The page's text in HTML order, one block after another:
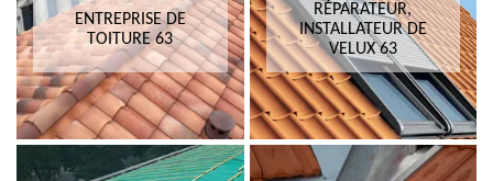
ENTREPRISE DE
TOITURE 63
RÉPARATEUR,
INSTALLATEUR DE
VELUX 63